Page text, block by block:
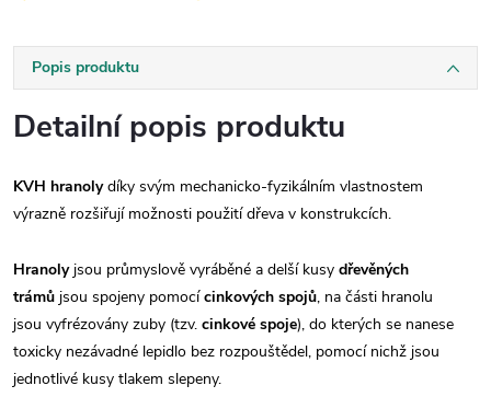
Popis produktu
Detailní popis produktu
KVH hranolydíky svým mechanicko-fyzikálním vlastnostem
výrazně rozšiřují možnosti použití dřeva v konstrukcích.
Hranolyjsou průmyslově vyráběné a delší kusy dřevěných
trámů jsou spojeny pomocícinkových spojů, na části hranolu
jsou vyfrézovány zuby (tzv. cinkové spoje), do kterých se nanese
toxicky nezávadné lepidlo bez rozpouštědel, pomocí nichž jsou
jednotlivé kusy tlakem slepeny.